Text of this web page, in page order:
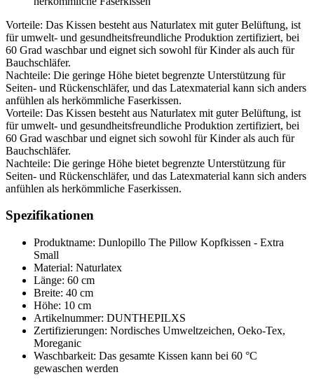
Vorteile: Das Kissen besteht aus Naturlatex mit guter Belüftung, ist
für umwelt- und gesundheitsfreundliche Produktion zertifiziert, bei
60 Grad waschbar und eignet sich sowohl für Kinder als auch für
Bauchschläfer.
Nachteile: Die geringe Höhe bietet begrenzte Unterstützung für
Seiten- und Rückenschläfer, und das Latexmaterial kann sich anders
anfühlen als herkömmliche Faserkissen.
Vorteile: Das Kissen besteht aus Naturlatex mit guter Belüftung, ist
für umwelt- und gesundheitsfreundliche Produktion zertifiziert, bei
60 Grad waschbar und eignet sich sowohl für Kinder als auch für
Bauchschläfer.
Nachteile: Die geringe Höhe bietet begrenzte Unterstützung für
Seiten- und Rückenschläfer, und das Latexmaterial kann sich anders
anfühlen als herkömmliche Faserkissen.
Spezifikationen
Produktname: Dunlopillo The Pillow Kopfkissen - Extra
Small
Material: Naturlatex
Länge: 60 cm
Breite: 40 cm
Höhe: 10 cm
Artikelnummer: DUNTHEPILXS
Zertifizierungen: Nordisches Umweltzeichen, Oeko-Tex,
Moreganic
Waschbarkeit: Das gesamte Kissen kann bei 60 °C
gewaschen werden